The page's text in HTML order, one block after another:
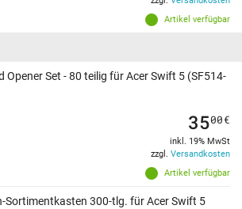
Artikel verfügbar
Opener Set - 80 teilig für Acer Swift 5 (SF514-
Artikel verfügbar
3500€
inkl. 19% MwSt
zzgl. Versandkosten
Sortimentkasten 300-tlg. für Acer Swift 5